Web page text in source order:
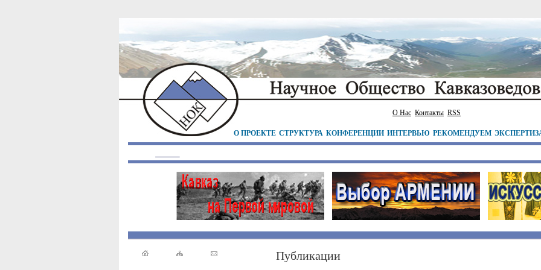
О Нас Контакты RSS
О ПРОЕКТЕ СТРУКТУРА КОНФЕРЕНЦИИ ИНТЕРВЬЮ РЕКОМЕНДУЕМ
Публикации